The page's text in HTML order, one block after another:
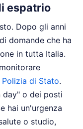
espatrio
Dopo gli anni
domande che ha
in tutta Italia.
Polizia di Stato.
day" o dei posti
hai un'urgenza
o studio,